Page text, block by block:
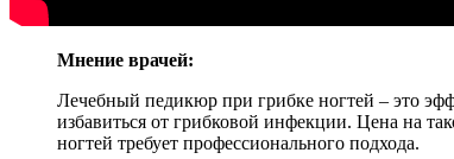
Мнение врачей:
Лечебный педикюр при грибке ногтей – это
избавиться от грибковой инфекции. Цена на
ногтей требует профессионального подхода.